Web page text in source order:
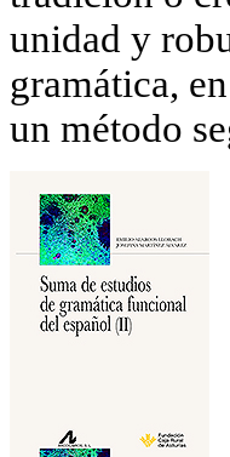
unidad y
gramática,
un método